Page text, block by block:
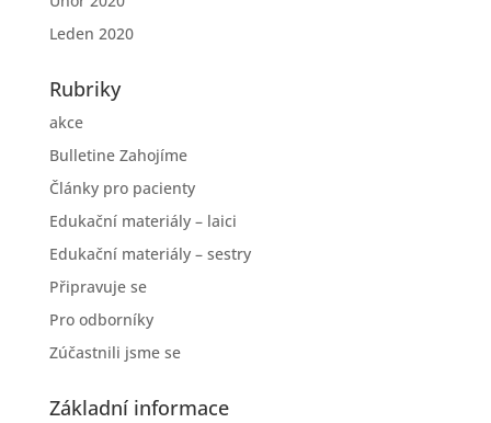
Leden 2020
Rubriky
akce
Bulletine Zahojíme
Články pro pacienty
Edukační materiály – laici
Edukační materiály – sestry
Připravuje se
Pro odborníky
Zúčastnili jsme se
Základní informace